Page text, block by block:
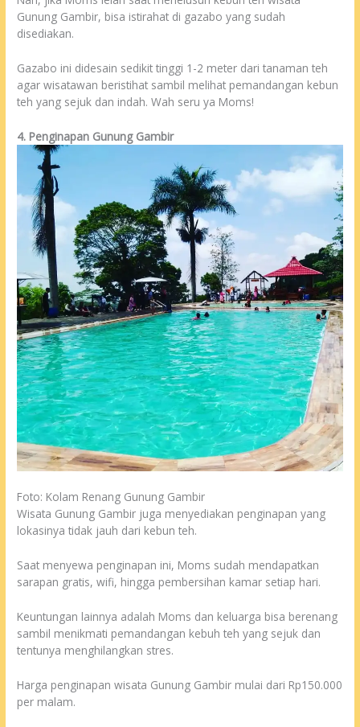
Gunung Gambir, bisa istirahat di gazabo yang sudah
disediakan.
Gazabo ini didesain sedikit tinggi 1-2 meter dari tanaman teh
agar wisatawan beristihat sambil melihat pemandangan kebun
teh yang sejuk dan indah. Wah seru ya Moms!
4. Penginapan Gunung Gambir
Foto: Kolam Renang Gunung Gambir
Wisata Gunung Gambir juga menyediakan penginapan yang
lokasinya tidak jauh dari kebun teh.
Saat menyewa penginapan ini, Moms sudah mendapatkan
sarapan gratis, wifi, hingga pembersihan kamar setiap hari.
Keuntungan lainnya adalah Moms dan keluarga bisa berenang
sambil menikmati pemandangan kebuh teh yang sejuk dan
tentunya menghilangkan stres.
Harga penginapan wisata Gunung Gambir mulai dari Rp150.000
per malam.